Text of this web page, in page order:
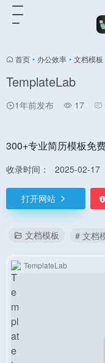
首页 • 办公效率 • 文档模板
TemplateLab
1年前发布 17
300+专业简历模板免
收录时间： 2025-02-17
打开网站
文档模板 # 文档
TemplateLab